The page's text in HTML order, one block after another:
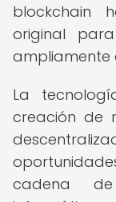
blockchain
original
ampliamente
La
creación de
cadena